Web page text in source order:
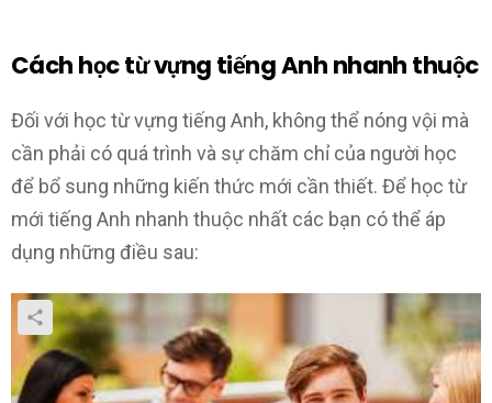
Cách học từ vựng tiếng Anh nhanh thuộc
Đối với học từ vựng tiếng Anh, không thể nóng vội mà
cần phải có quá trình và sự chăm chỉ của người học
để bổ sung những kiến thức mới cần thiết. Để học từ
mới tiếng Anh nhanh thuộc nhất các bạn có thể áp
dụng những điều sau: